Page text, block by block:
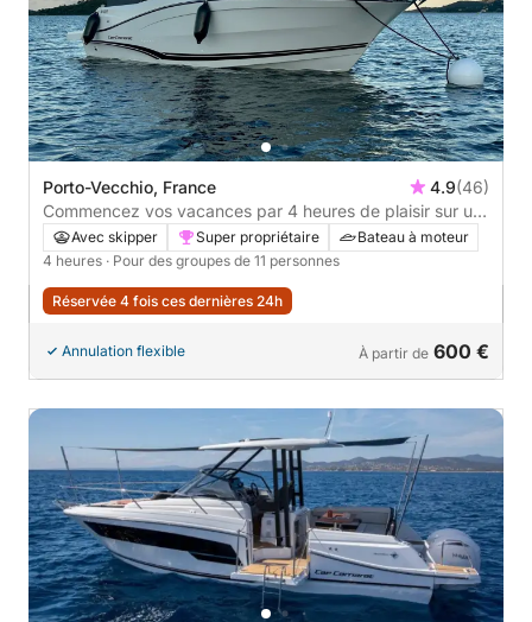
Porto-Vecchio, France 4.9(46)
Commencez vos vacances par 4 heures de plaisir sur un
bateau à moteur
Avec skipper Super propriétaire
Bateau à moteur
4 heures · Pour des groupes de 11 personnes
Réservée 4 fois ces dernières 24h
Annulation flexible À partir de 600 €